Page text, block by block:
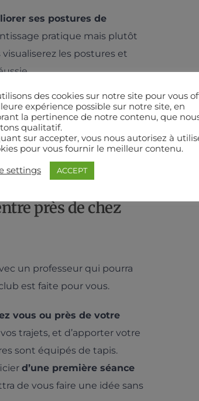
ses postures de
pratique mais plutôt
les postures et
. Experte du Ashtanga,
Yogaen France ouvert en
près de chez
un professeur qui pourra
est faite pour vous.
vous ou près de votre
trajets, et d’apporter votre
sont équipés de tapis.
d’une première séance
de vous faire une idée sans
des cookies sur notre site pour vous
expérience possible sur notre site, en
la pertinence de notre contenu, que
qualitatif.
sur accepter, vous nous autorisez à
pour vous fournir le meilleur contenu.
settings ACCEPT